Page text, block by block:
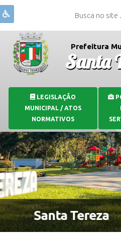
Prefeitura
Santa
LEGISLAÇÃO
MUNICIPAL / ATOS
NORMATIVOS
Institucional
Governo
Publicações
Serviços
Comunicação
Santa